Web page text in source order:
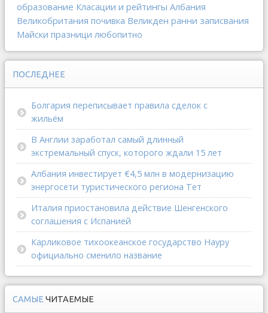
образование Класации и рейтингы Албания
Великобритания почивка Великден ранни записвания
Майски празници любопитно
ПОСЛЕДНЕЕ
Болгария переписывает правила сделок с
жильём
В Англии заработал самый длинный
экстремальный спуск, которого ждали 15 лет
Албания инвестирует €4,5 млн в модернизацию
энергосети туристического региона Тет
Италия приостановила действие Шенгенского
соглашения с Испанией
Карликовое тихоокеанское государство Науру
официально сменило название
САМЫЕ ЧИТАЕМЫЕ